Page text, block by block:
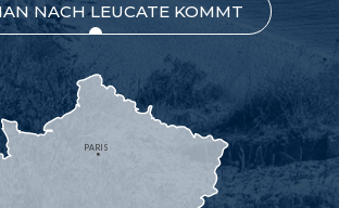
NACH LEUCATE KOMMT
PARIS